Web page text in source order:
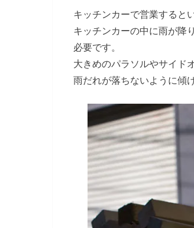
キッチンカーで営業すると
キッチンカーの中に雨が降
必要です。
大きめのパラソルやサイド
雨だれが落ちないように傾